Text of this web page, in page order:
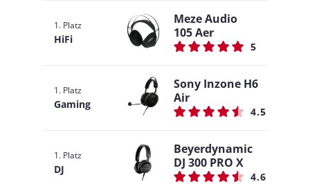
1. Platz
HiFi
Meze Audio
105 Aer
5
1. Platz
Gaming
Sony Inzone H6
Air
4.5
1. Platz
DJ
Beyerdynamic
DJ 300 PRO X
4.6